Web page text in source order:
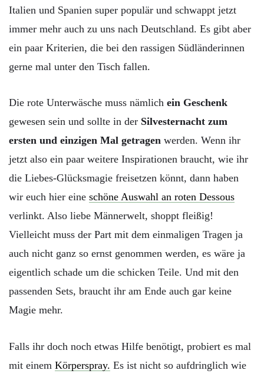
Italien und Spanien super populär und schwappt jetzt
immer mehr auch zu uns nach Deutschland. Es gibt aber
ein paar Kriterien, die bei den rassigen Südländerinnen
gerne mal unter den Tisch fallen.
Die rote Unterwäsche muss nämlich ein Geschenk
gewesen sein und sollte in der Silvesternacht zum
ersten und einzigen Mal getragen werden. Wenn ihr
jetzt also ein paar weitere Inspirationen braucht, wie ihr
die Liebes-Glücksmagie freisetzen könnt, dann haben
wir euch hier eine schöne Auswahl an roten Dessous
verlinkt. Also liebe Männerwelt, shoppt fleißig!
Vielleicht muss der Part mit dem einmaligen Tragen ja
auch nicht ganz so ernst genommen werden, es wäre ja
eigentlich schade um die schicken Teile. Und mit den
passenden Sets, braucht ihr am Ende auch gar keine
Magie mehr.
Falls ihr doch noch etwas Hilfe benötigt, probiert es mal
mit einem Körperspray. Es ist nicht so aufdringlich wie